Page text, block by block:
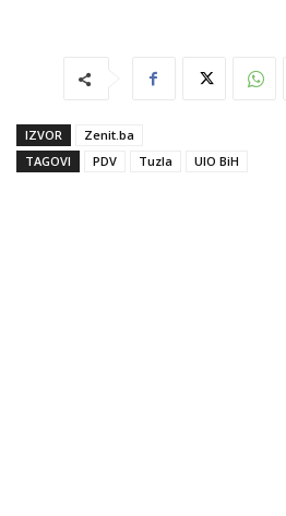
IZVOR
Zenit.ba
TAGOVI
PDV Tuzla UIO BiH